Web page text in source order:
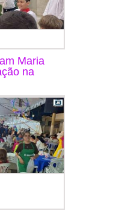
Maria
na